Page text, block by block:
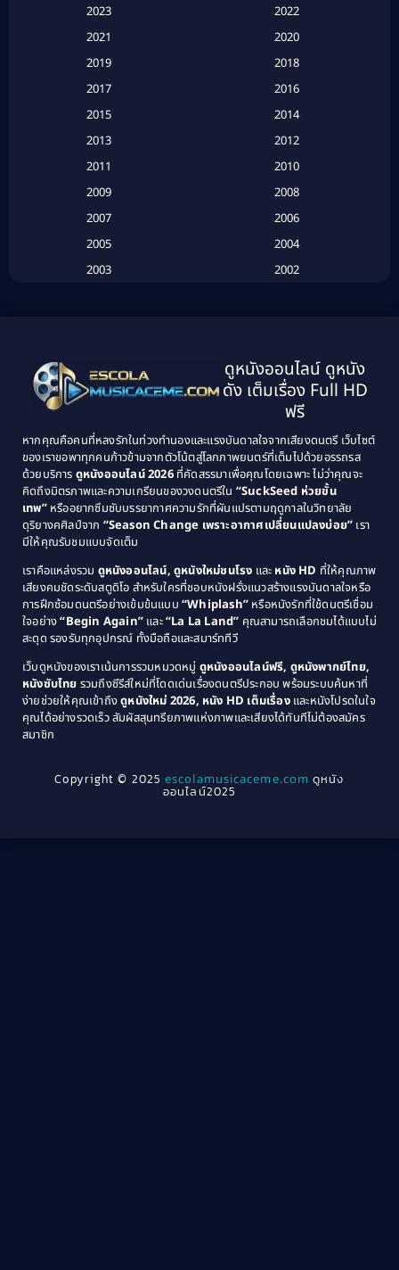
Based on a True Story สร้างจากเรื่องจริง(2)
Based on a True Story เรื่องจริง (16)
Based on a True Story เรื่องจริง (20)
Classic หนังคลาสสิก(25)
Classic หนังคลาสสิก(134)
Classic หนังคลาสสิก(21)
Comedy ตลก(515)
Comedy ตลก(46)
Coming of Age ก้าวพ้นวัย(1)
Coming-of-Age(3)
Community(1)
Crime อาชญากรรม(289)
Cult Film(4)
2023
2022
2021
2020
2019
2018
2017
2016
2015
2014
2013
2012
2011
2010
2009
2008
2007
2006
2005
2004
2003
2002
1995
1994
1993
1992
1989
1988
1987
1986
1985
1984
1983
1982
1979
1978
1976
1975
1974
1971
1970
1969
1968
1964
1963
1940
ดูหนังออนไลน์ ดูหนัง
ดัง เต็มเรื่อง Full HD
ฟรี
หากคุณคือคนที่หลงรักในท่วงทำนองและแรงบันดาลใจจากเสียงดนตรี เว็บไซต์
ของเราขอพาทุกคนก้าวข้ามจากตัวโน้ตสู่โลกภาพยนตร์ที่เต็มไปด้วยอรรถรส
ด้วยบริการ ดูหนังออนไลน์ 2026ที่คัดสรรมาเพื่อคุณโดยเฉพาะ ไม่ว่าคุณจะ
คิดถึงมิตรภาพและความเกรียนของวงดนตรีใน “SuckSeed ห่วยขั้น
เทพ”หรืออยากซึมซับบรรยากาศความรักที่ผันแปรตามฤดูกาลในวิทยาลัย
ดุริยางคศิลป์จาก “Season Change เพราะอากาศเปลี่ยนแปลงบ่อย” เรา
มีให้คุณรับชมแบบจัดเต็ม
เราคือแหล่งรวม ดูหนังออนไลน์, ดูหนังใหม่ชนโรง และ หนัง HD ที่ให้คุณภาพ
เสียงคมชัดระดับสตูดิโอ สำหรับใครที่ชอบหนังฝรั่งแนวสร้างแรงบันดาลใจหรือ
การฝึกซ้อมดนตรีอย่างเข้มข้นแบบ “Whiplash” หรือหนังรักที่ใช้ดนตรีเชื่อม
ใจอย่าง“Begin Again” และ“La La Land” คุณสามารถเลือกชมได้แบบไม่
สะดุด รองรับทุกอุปกรณ์ ทั้งมือถือและสมาร์ททีวี
เว็บดูหนังของเราเน้นการรวมหมวดหมู่ ดูหนังออนไลน์ฟรี, ดูหนังพากย์ไทย,
หนังซับไทย รวมถึงซีรีส์ใหม่ที่โดดเด่นเรื่องดนตรีประกอบ พร้อมระบบค้นหาที่
ง่ายช่วยให้คุณเข้าถึงดูหนังใหม่ 2026, หนัง HD เต็มเรื่องและหนังโปรดในใจ
คุณได้อย่างรวดเร็ว สัมผัสสุนทรียภาพแห่งภาพและเสียงได้ทันทีไม่ต้องสมัคร
สมาชิก
Copyright © 2025escolamusicaceme.com ดูหนัง
ออนไลน์2025